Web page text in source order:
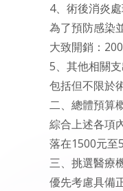
4、術後消炎
為了預防感染
大致開銷：
5、其他相關
包括但不限於
二、總體預算
綜合上述各項
落在1500元至
三、挑選醫療
優先考慮具備